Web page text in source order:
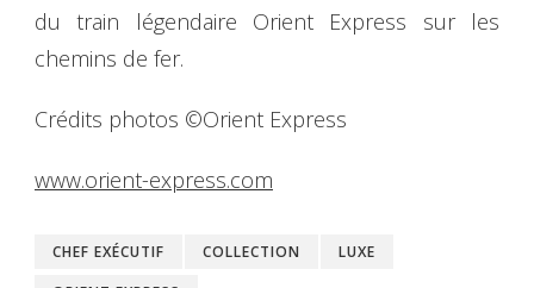
du train légendaire Orient Express sur les
chemins de fer.
Crédits photos ©Orient Express
www.orient-express.com
CHEF EXÉCUTIF COLLECTION
LUXE